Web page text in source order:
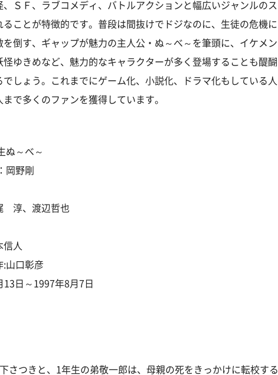
ＳＦ、ラブコメディ、バトルアクションと幅広いジャンルのス
ることが特徴的です。普段は間抜けでドジなのに、生徒の危機に
を倒す、ギャップが魅力の主人公・ぬ～べ～を筆頭に、イケメン
ゆきめなど、魅力的なキャラクターが多く登場することも醍醐
でしょう。これまでにゲーム化、小説化、ドラマ化もしている人
で多くのファンを獲得しています。
ぬ～べ～
岡野剛
淳、渡辺哲也
人
:山口彰彦
日～1997年8月7日
さつきと、1年生の弟敬一郎は、母親の死をきっかけに転校する